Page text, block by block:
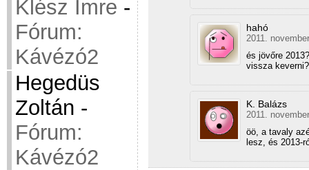
Klész Imre -
Fórum:
Kávézó2
Hegedüs
Zoltán -
Fórum:
Kávézó2
hahó
2011.
és jövőre
vissza keverni?
K. Balázs
2011.
öö, a tavaly
lesz, és 2013-